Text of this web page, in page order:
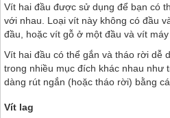
Vít hai đầu được sử dụng để bạn có
với nhau. Loại vít này không có đầu
đầu, hoặc vít gỗ ở một đầu và vít máy
Vít hai đầu có thể gắn và tháo rời dễ
trong nhiều mục đích khác nhau như
dàng rút ngắn (hoặc tháo rời) bằng
Vít lag